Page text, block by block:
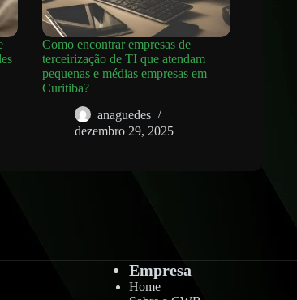
Como encontrar empresas de
terceirização de TI que atendam
pequenas e médias empresas em
Curitiba?
anaguedes
dezembro 29, 2025
Empresa
Home